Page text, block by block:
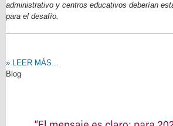
administrativo y centros educativos deberían
para el desafío.
» LEER MÁS...
Blog